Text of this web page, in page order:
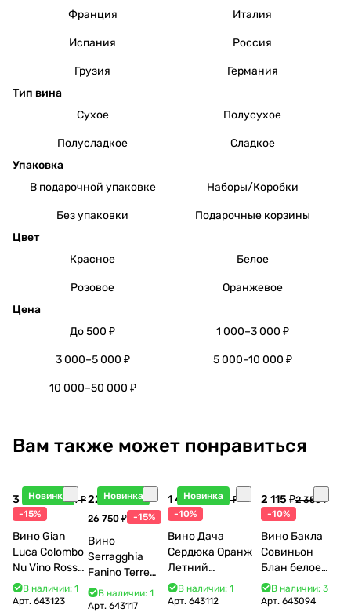
Франция
Италия
Испания Россия
Грузия
Германия
Тип вина
Сухое
Полусухое
Полусладкое
Сладкое
Упаковка
В подарочной упаковке
Наборы/Коробки
Без упаковки
Подарочные корзины
Цвет
Красное
Белое
Розовое
Оранжевое
Цена
До 500 ₽
1 000–3 000 ₽
3 000–5 000 ₽ 5 000–10 000 ₽
10 000–50 000 ₽
Вам также может понравиться
Новинка
3 998 ₽4 704 ₽
-15%
Вино Gian
Luca Colombo
Nu Vino Rosso
2025 750 мл
В наличии: 1
Арт. 643123
Новинка
22 738 ₽
26 750 ₽ -15%
Вино
Serragghia
Fanino Terre
Siciliane IGP
2022 750 мл
В наличии: 1
Арт.643117
Новинка
1 440 ₽1 600 ₽
-10%
Вино Дача
Сердюка Оранж
Летний
Сибирьковый
2024 750 мл
В наличии: 1
Арт. 643112
2 115 ₽2 350 ₽
-10%
Вино Бакла
Совиньон
Блан белое
сухое 750 мл
12%
В наличии: 3
Арт.643094